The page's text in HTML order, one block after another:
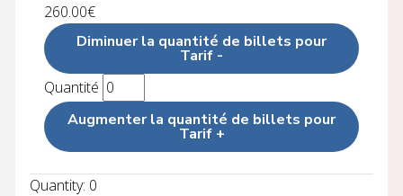
260.00€
Diminuer la quantité de billets pour
Tarif -
Quantité
Augmenter la quantité de billets pour
Tarif +
Quantity: 0